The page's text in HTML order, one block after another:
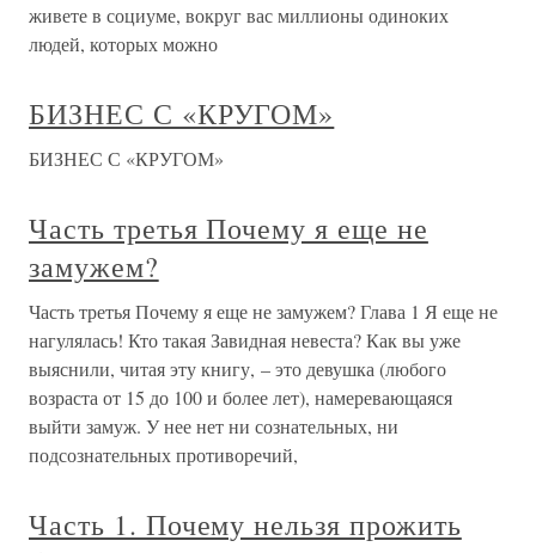
живете в социуме, вокруг вас миллионы одиноких
людей, которых можно
БИЗНЕС С «КРУГОМ»
БИЗНЕС С «КРУГОМ»
Часть третья Почему я еще не
замужем?
Часть третья Почему я еще не замужем? Глава 1 Я еще не
нагулялась! Кто такая Завидная невеста? Как вы уже
выяснили, читая эту книгу, – это девушка (любого
возраста от 15 до 100 и более лет), намеревающаяся
выйти замуж. У нее нет ни сознательных, ни
подсознательных противоречий,
Часть 1. Почему нельзя прожить